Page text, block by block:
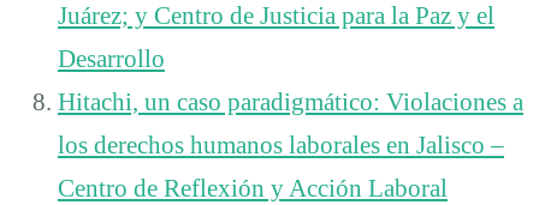
Juárez; y Centro de Justicia para la Paz y el
Desarrollo
Hitachi, un caso paradigmático: Violaciones a
los derechos humanos laborales en Jalisco –
Centro de Reflexión y Acción Laboral